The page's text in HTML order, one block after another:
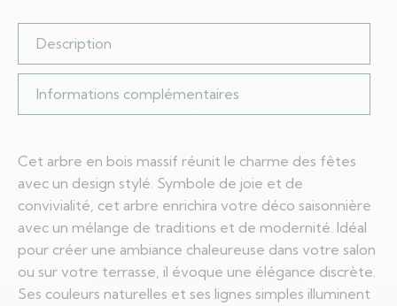
Description
Informations complémentaires
Cet arbre en bois massif réunit le charme des fêtes
avec un design stylé. Symbole de joie et de
convivialité, cet arbre enrichira votre déco saisonnière
avec un mélange de traditions et de modernité. Idéal
pour créer une ambiance chaleureuse dans votre salon
ou sur votre terrasse, il évoque une élégance discrète.
Ses couleurs naturelles et ses lignes simples illuminent